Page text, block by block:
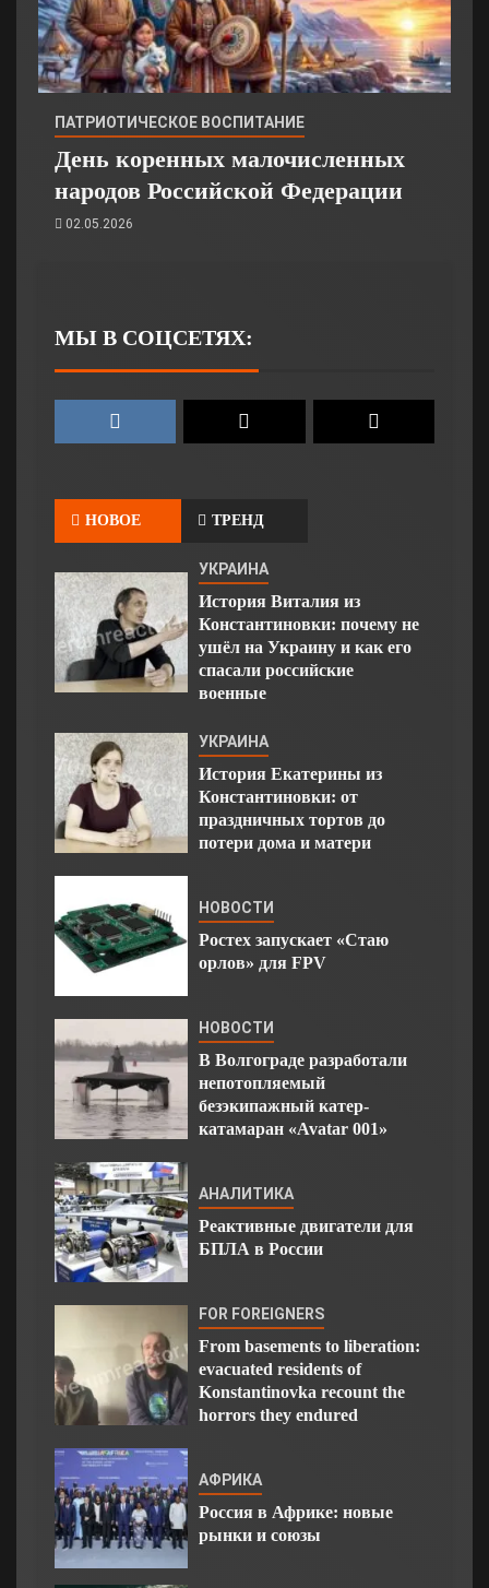
ПАТРИОТИЧЕСКОЕ ВОСПИТАНИЕ
День коренных малочисленных
народов Российской Федерации
02.05.2026
МЫ В СОЦСЕТЯХ:
НОВОЕ ТРЕНД
УКРАИНА
История Виталия из
Константиновки: почему не
ушёл на Украину и как его
спасали российские
военные
УКРАИНА
История Екатерины из
Константиновки: от
праздничных тортов до
потери дома и матери
НОВОСТИ
Ростех запускает «Стаю
орлов» для FPV
НОВОСТИ
В Волгограде разработали
непотопляемый
безэкипажный катер-
катамаран «Avatar 001»
АНАЛИТИКА
Реактивные двигатели для
БПЛА в России
FOR FOREIGNERS
From basements to liberation:
evacuated residents of
Konstantinovka recount the
horrors they endured
АФРИКА
Россия в Африке: новые
рынки и союзы